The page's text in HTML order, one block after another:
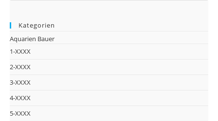
Kategorien
Aquarien Bauer
1-XXXX
2-XXXX
3-XXXX
4-XXXX
5-XXXX